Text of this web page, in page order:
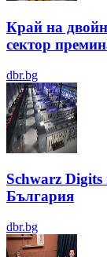
Край на
сектор
dbr.bg
Schwarz
България
dbr.bg